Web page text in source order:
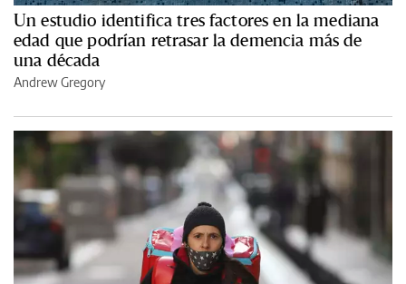
Un estudio identifica tres factores en la mediana
edad que podrían retrasar la demencia más de
una década
Andrew Gregory